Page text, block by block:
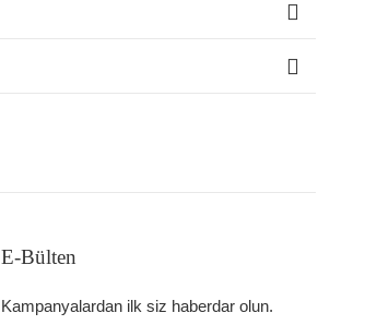
E-Bülten
Kampanyalardan ilk siz haberdar olun.